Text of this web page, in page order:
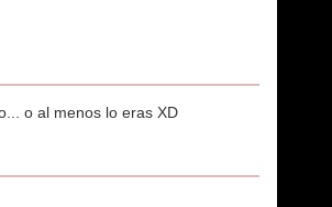
o al menos lo eras XD